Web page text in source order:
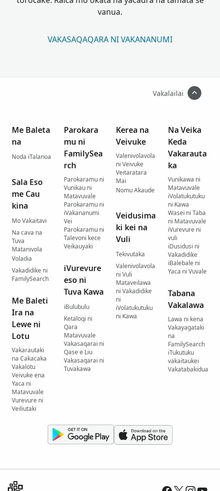
vanua.
VAKASAQAQARA NI VAKANANUMI
Vakalailai
Me Baleta
na
Noda iTalanoa
Sala Eso
me Cau
kina
Mo Vakaitavi
Na cava na
Tuva
Matanivola
Voladia
Vakadidike ni
FamilySearch
Me Baleti
Ira na
Lewe ni
Lotu
Vakarautaki
na Cakacaka
Vakalotu
Veivuke ena
Yaca ni
Matavuvale
Vurevure ni
Veiliutaki
Parokara
mu ni
FamilySea
rch
Parokaramu ni
Vunikau ni
Matavuvale
Parokaramu ni
iVakananumi
Vei
Parokaramu ni
Talevoni kece
Veikauyaki
iVurevure
eso ni
Tuva Kawa
iBulubulu
Ketaloqi ni
Qara
Matavuvale
Vakasaqarai ni
Qase e Liu
Vakasaqarai ni
Tuvakawa
Kerea na
Veivuke
Valenivolavola
ni Veivuke
Veitaratara
Mai
Nomu Akaude
Veidusima
ki kei na
Vuli
Tekivutaka
Valenivolavola
ni Vuli
Mataveilawa
ni Vakadidike
ni
iVolatukutuku
ni Kawa
Na Veika
Keda
Vakarauta
ka
Vunikawa ni
Matavuvale
iVolatukutuku
ni Kawa
Wasei ni Taba
ni Matavuvale
iVurevure ni
vuli
iDusidusi ni
Vakadidike
iBalebale ni
Yaca ni Vuvale
Tabana
Vakalawa
Lawa ni kena
Vakayagataki
na
FamilySearch
iTukutuku
vakaitaukei
Vakatabakidua